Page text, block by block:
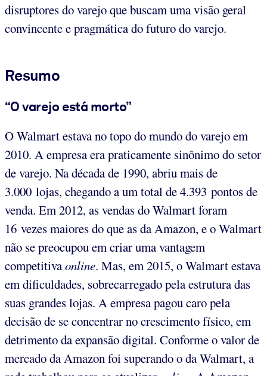
disruptores do varejo que buscam uma visão geral
convincente e pragmática do futuro do varejo.
Resumo
“O varejo está morto”
O Walmart estava no topo do mundo do varejo em
2010. A empresa era praticamente sinônimo do setor
de varejo. Na década de 1990, abriu mais de
3.000 lojas, chegando a um total de 4.393 pontos de
venda. Em 2012, as vendas do Walmart foram
16 vezes maiores do que as da Amazon, e o Walmart
não se preocupou em criar uma vantagem
competitivaonline. Mas, em 2015, o Walmart estava
em dificuldades, sobrecarregado pela estrutura das
suas grandes lojas. A empresa pagou caro pela
decisão de se concentrar no crescimento físico, em
detrimento da expansão digital. Conforme o valor de
mercado da Amazon foi superando o da Walmart, a